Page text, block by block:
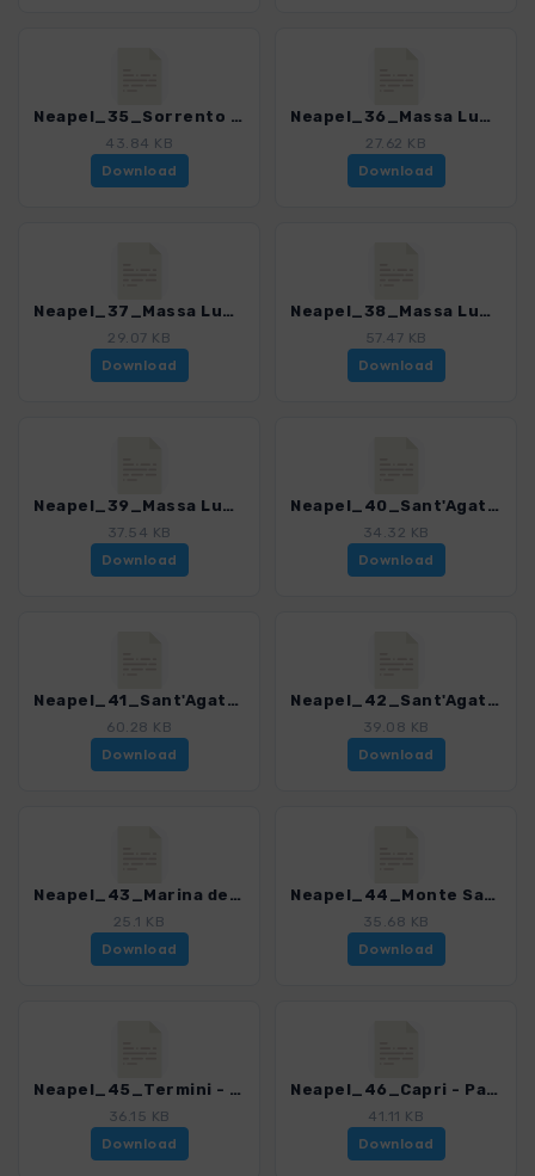
Neapel_35_Sorrento - Massa Lubrense.gpx
43.84 KB
Download
Neapel_36_Massa Lubrense - Sorrento.gpx
27.62 KB
Download
Neapel_37_Massa Lubrense - Marina della Lobra.gpx
29.07 KB
Download
Neapel_38_Massa Lubrense - Marina di leranto.gpx
57.47 KB
Download
Neapel_39_Massa Lubrense - Sant'Agata.gpx
37.54 KB
Download
Neapel_40_Sant'Agata - Colli di San Pietro.gpx
34.32 KB
Download
Neapel_41_Sant'Agata - Marina Crapolla.gpx
60.28 KB
Download
Neapel_42_Sant'Agata - Marina del Cantone.gpx
39.08 KB
Download
Neapel_43_Marina del Cantone - Monte San Costanzo - Termini.gpx
25.1 KB
Download
Neapel_44_Monte San Costanzo.gpx
35.68 KB
Download
Neapel_45_Termini - Punta Campanella.gpx
36.15 KB
Download
Neapel_46_Capri - Palazzo di Tiberio.gpx
41.11 KB
Download